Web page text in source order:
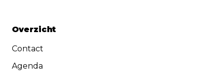
Overzicht
Contact
Agenda